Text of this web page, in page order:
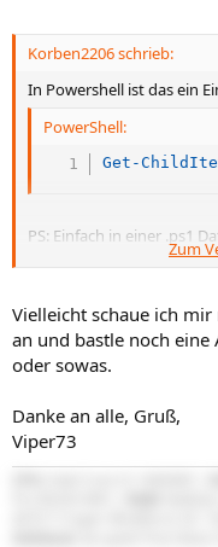
Korben2206 schrieb:
In Powershell ist das ein
PowerShell:
Get-
PS: Einfach in einer .ps1
kopieren und ausführen.
Zum
Vielleicht schaue ich
an und bastle noch
oder sowas.
Danke an alle, Gruß,
Viper73